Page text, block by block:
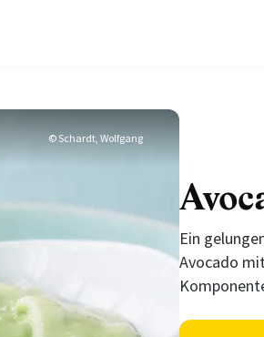
© Schardt, Wolfgang
Ein
Avocado